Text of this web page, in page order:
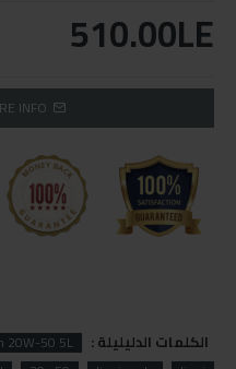
510.00LE
INFO
الكلمات الدليليلة :
20W-50 5L